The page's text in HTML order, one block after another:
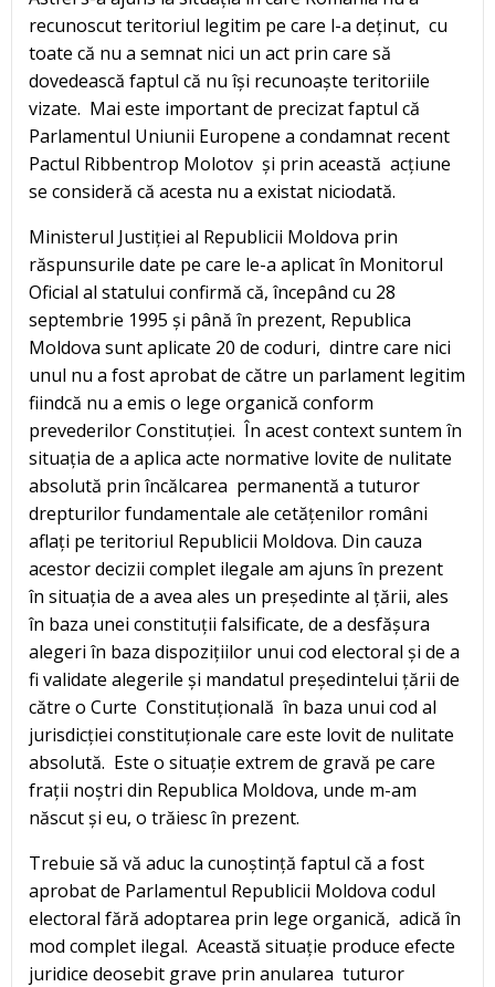
recunoscut teritoriul legitim pe care l-a deținut, cu
toate că nu a semnat nici un act prin care să
dovedească faptul că nu își recunoaște teritoriile
vizate. Mai este important de precizat faptul că
Parlamentul Uniunii Europene a condamnat recent
Pactul Ribbentrop Molotov și prin această acțiune
se consideră că acesta nu a existat niciodată.
Ministerul Justiției al Republicii Moldova prin
răspunsurile date pe care le-a aplicat în Monitorul
Oficial al statului confirmă că, începând cu 28
septembrie 1995 și până în prezent, Republica
Moldova sunt aplicate 20 de coduri, dintre care nici
unul nu a fost aprobat de către un parlament legitim
fiindcă nu a emis o lege organică conform
prevederilor Constituției. În acest context suntem în
situația de a aplica acte normative lovite de nulitate
absolută prin încălcarea permanentă a tuturor
drepturilor fundamentale ale cetățenilor români
aflați pe teritoriul Republicii Moldova. Din cauza
acestor decizii complet ilegale am ajuns în prezent
în situația de a avea ales un președinte al țării, ales
în baza unei constituții falsificate, de a desfășura
alegeri în baza dispozițiilor unui cod electoral și de a
fi validate alegerile și mandatul președintelui țării de
către o Curte Constituțională în baza unui cod al
jurisdicției constituționale care este lovit de nulitate
absolută. Este o situație extrem de gravă pe care
frații noștri din Republica Moldova, unde m-am
născut și eu, o trăiesc în prezent.
Trebuie să vă aduc la cunoștință faptul că a fost
aprobat de Parlamentul Republicii Moldova codul
electoral fără adoptarea prin lege organică, adică în
mod complet ilegal. Această situație produce efecte
juridice deosebit grave prin anularea tuturor